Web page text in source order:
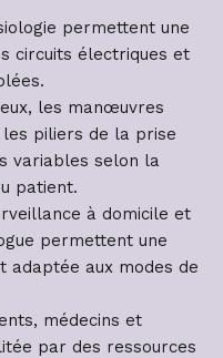
permettent une
circuits électriques et
les manœuvres
piliers de la prise
variables selon la
patient.
à domicile et
permettent une
adaptée aux modes de
médecins et
par des ressources